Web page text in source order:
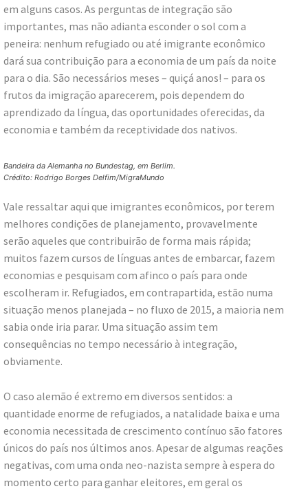
em alguns casos. As perguntas de integração são
importantes, mas não adianta esconder o sol com a
peneira: nenhum refugiado ou até imigrante econômico
dará sua contribuição para a economia de um país da noite
para o dia. São necessários meses – quiçá anos! – para os
frutos da imigração aparecerem, pois dependem do
aprendizado da língua, das oportunidades oferecidas, da
economia e também da receptividade dos nativos.
Bandeira da Alemanha no Bundestag, em Berlim.
Crédito: Rodrigo Borges Delfim/MigraMundo
Vale ressaltar aqui que imigrantes econômicos, por terem
melhores condições de planejamento, provavelmente
serão aqueles que contribuirão de forma mais rápida;
muitos fazem cursos de línguas antes de embarcar, fazem
economias e pesquisam com afinco o país para onde
escolheram ir. Refugiados, em contrapartida, estão numa
situação menos planejada – no fluxo de 2015, a maioria nem
sabia onde iria parar. Uma situação assim tem
consequências no tempo necessário à integração,
obviamente.
O caso alemão é extremo em diversos sentidos: a
quantidade enorme de refugiados, a natalidade baixa e uma
economia necessitada de crescimento contínuo são fatores
únicos do país nos últimos anos. Apesar de algumas reações
negativas, com uma onda neo-nazista sempre à espera do
momento certo para ganhar eleitores, em geral os